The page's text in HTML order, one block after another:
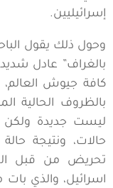
إسرائيليين.
وحول ذلك يقول
بالغراف” عادل
كافة جيوش
بالظروف الحالية
ليست جديدة ولكن
حالات، ونتيجة
تحريض من قبل
اسرائيل، والذي بات